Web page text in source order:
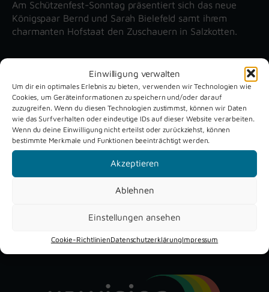
Einwilligung verwalten
Um dir ein optimales Erlebnis zu bieten, verwenden wir Technologien wie
Cookies, um Geräteinformationen zu speichern und/oder darauf
zuzugreifen. Wenn du diesen Technologien zustimmst, können wir Daten
wie das Surfverhalten oder eindeutige IDs auf dieser Website verarbeiten.
Wenn du deine Einwilligung nicht erteilst oder zurückziehst, können
bestimmte Merkmale und Funktionen beeinträchtigt werden.
Akzeptieren
Ablehnen
Einstellungen ansehen
Cookie-RichtlinienDatenschutzerklärungImpressum
Am Schützenfest-Sonntag präsentiert sich das neue
Königspaar Bernd und Sarah Bielefeld samt ihrem
charmanten Hofstaat den Zuschauern in Salzkotten.
Unsere aktuellen Reportagen
Schützenfest
Verne 2026
Dreckburg
Air
YouTube
Instagram
Facebook